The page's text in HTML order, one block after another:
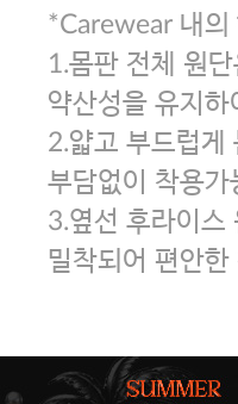
[썸머블프] 1
[썸머블프] 2
*Carewear 내의
1.몸판 전체 원
약산성을 유지
2.얇고 부드럽게
부담없이 착용
3.옆선 후라이스
밀착되어 편안한